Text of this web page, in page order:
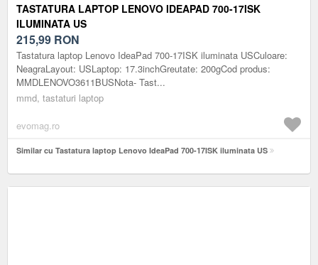
TASTATURA LAPTOP LENOVO IDEAPAD 700-17ISK
ILUMINATA US
215,99 RON
Tastatura laptop Lenovo IdeaPad 700-17ISK iluminata USCuloare:
NeagraLayout: USLaptop: 17.3inchGreutate: 200gCod produs:
MMDLENOVO3611BUSNota- Tast...
mmd, tastaturi laptop
evomag.ro
Similar cu Tastatura laptop Lenovo IdeaPad 700-17ISK iluminata US